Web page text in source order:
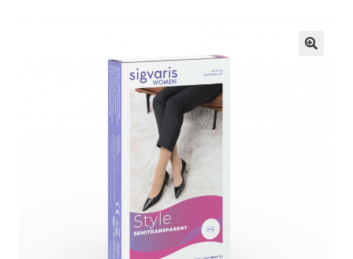
Оставить отзыв
Оформление заказа